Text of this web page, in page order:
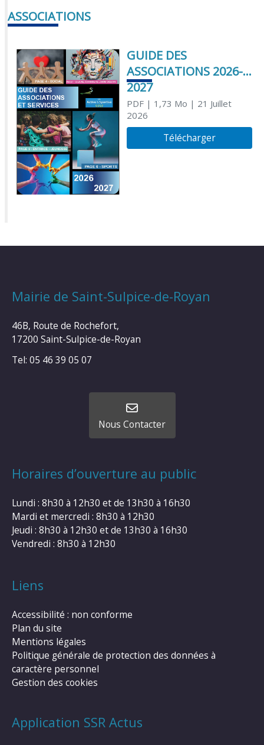
ASSOCIATIONS
GUIDE DES
ASSOCIATIONS 2026-
2027
PDF| 1,73 Mo | 21 Juillet
2026
Télécharger
Mairie de Saint-Sulpice-de-Royan
46B, Route de Rochefort,
17200 Saint-Sulpice-de-Royan
Tel: 05 46 39 05 07
Nous Contacter
Horaires d’ouverture au public
Lundi : 8h30 à 12h30 et de 13h30 à 16h30
Mardi et mercredi : 8h30 à 12h30
Jeudi : 8h30 à 12h30 et de 13h30 à 16h30
Vendredi : 8h30 à 12h30
Liens
Accessibilité : non conforme
Plan du site
Mentions légales
Politique générale de protection des données à
caractère personnel
Gestion des cookies
Application SSR Actus